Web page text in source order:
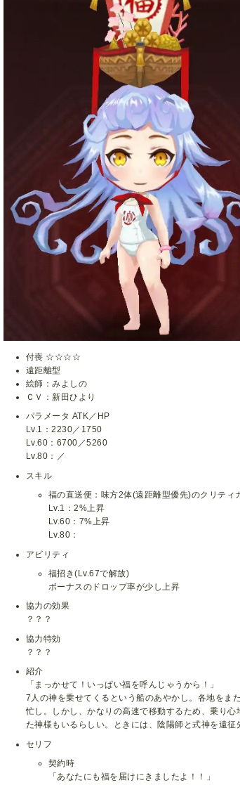
付喪 ☆☆☆☆
遠距離型
絵師：みよしの
ＣＶ：新田ひより
パラメータ ATK／HP
Lv.1：2230／1750
Lv.60：6700／5260
Lv.80：／
スキル
福の直送便：味方2体(遠距離型優先)のクリティ
Lv.1：2%上昇
Lv.60：7%上昇
Lv.80：
アビリティ
福招き(Lv.67で解放)
ボーナスのドロップ率が少し上昇
協力の効果
？？？
協力特効
？？？
紹介
「まっかせて！いっぱい福を呼んじゃうから！」
7人の神を乗せてくるという船のあやかし。各地をま
忙し。しかし、かなりの高速で移動するため、乗り
た神様もいるらしい。ときには、陰陽師と式神を遠征
セリフ
契約時
「あなたにも福を届けにきましたよ！！」